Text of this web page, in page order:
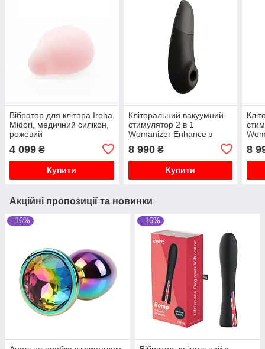
Вібратор для клітора Iroha
Midori, медичний силікон,
рожевий
4 099 ₴
Купити
Кліторальний вакуумний
стимулятор 2 в 1
Womanizer Enhance з
8 990₴
Купити
8
Акційні пропозиції та новинки
–16% –16%